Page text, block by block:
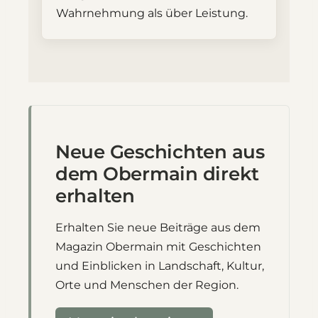
Wahrnehmung als über Leistung.
Neue Geschichten aus
dem Obermain direkt
erhalten
Erhalten Sie neue Beiträge aus dem
Magazin Obermain mit Geschichten
und Einblicken in Landschaft, Kultur,
Orte und Menschen der Region.